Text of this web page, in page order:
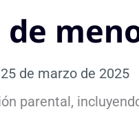
25 de marzo de 2025
parental,